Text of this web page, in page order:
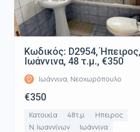
Κωδικός: D2954, Ήπειρος,
Ιωάννινα, 48 τ.μ., €350
Ιωάννινα, Νεοχωρόπουλο
€350
Κατοικία 48τ.μ.
Ηπειρος
Ν. Ιωαννίνων
Ιωάννινα